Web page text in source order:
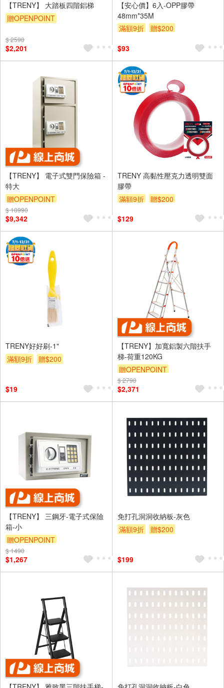
【TRENY】 大踏板四階鋁梯
贈OPENPOINT
$ 2590
$2,201
【安心價】6入-OPP膠帶
48mm*35M
滿額9折
贈$200
$93
【TRENY】 電子式雙門保險箱 -
特大
贈OPENPOINT
$ 10990
$9,342
TRENY 高黏性壓克力透明雙面
膠帶
滿額9折
贈$200
$129
TRENY好好刷-1"
滿額9折
贈$200
$19
【TRENY】加寬鋁製六階扶手
梯-荷重120KG
贈OPENPOINT
$ 2790
$2,371
【TRENY】 三鋼牙-電子式保險
箱-小
贈OPENPOINT
$ 1490
$1,267
免打孔洞洞收納板-灰色
滿額9折
贈$200
$199